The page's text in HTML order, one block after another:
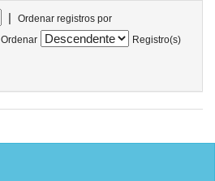
|
Ordenar registros por
Ordenar
Registro(s)